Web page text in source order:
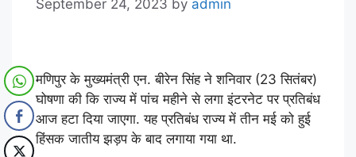
September 24, 2023 by admin
मणिपुर के मुख्यमंत्री एन. बीरेन सिंह ने शनिवार (23 सितंबर)
घोषणा की कि राज्य में पांच महीने से लगा इंटरनेट पर प्रतिबंध
आज हटा दिया जाएगा. यह प्रतिबंध राज्य में तीन मई को हुई
हिंसक जातीय झड़प के बाद लगाया गया था.